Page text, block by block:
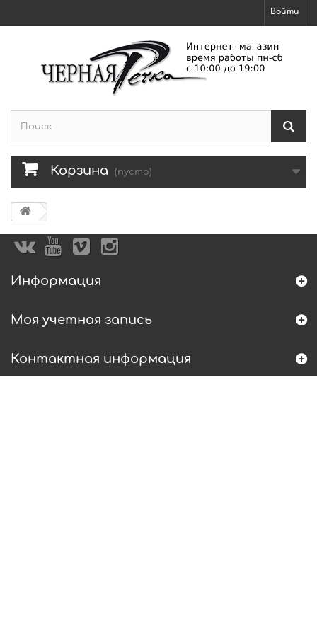
Войти
Корзина (пусто)
Информация
Моя учетная запись
Контактная информация